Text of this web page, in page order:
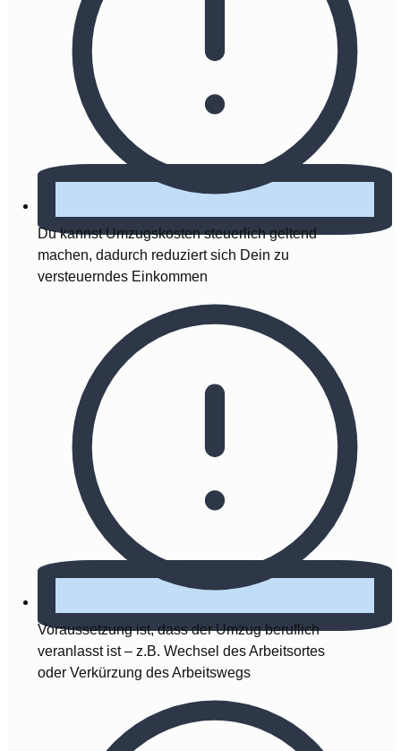
Du kannst Umzugskosten steuerlich geltend
machen, dadurch reduziert sich Dein zu
versteuerndes Einkommen
Voraussetzung ist, dass der Umzug beruflich
veranlasst ist – z.B. Wechsel des Arbeitsortes
oder Verkürzung des Arbeitswegs